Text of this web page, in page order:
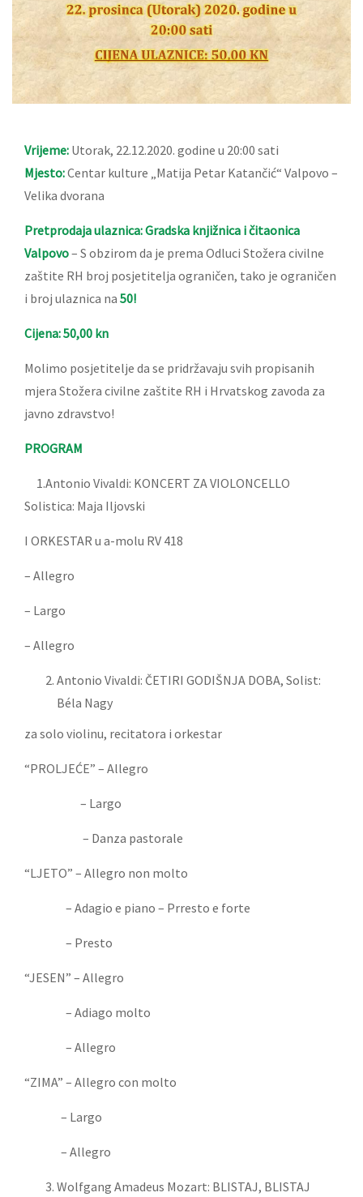
Vrijeme: Utorak, 22.12.2020. godine u 20:00 sati
Mjesto:Centar kulture „Matija Petar Katančić“ Valpovo –
Velika dvorana
Pretprodaja ulaznica:Gradska knjižnica i čitaonica
Valpovo– S obzirom da je prema Odluci Stožera civilne
zaštite RH broj posjetitelja ograničen, tako je ograničen
i broj ulaznica na 50!
Cijena: 50,00 kn
Molimo posjetitelje da se pridržavaju svih propisanih
mjera Stožera civilne zaštite RH i Hrvatskog zavoda za
javno zdravstvo!
PROGRAM
1.Antonio Vivaldi: KONCERT ZA VIOLONCELLO
Solistica: Maja Iljovski
I ORKESTAR u a-molu RV 418
– Allegro
– Largo
– Allegro
Antonio Vivaldi: ČETIRI GODIŠNJA DOBA, Solist:
Béla Nagy
za solo violinu, recitatora i orkestar
“PROLJEĆE” – Allegro
– Largo
– Danza pastorale
“LJETO” – Allegro non molto
– Adagio e piano – Prresto e forte
– Presto
“JESEN” – Allegro
– Adiago molto
– Allegro
“ZIMA” – Allegro con molto
– Largo
– Allegro
Wolfgang Amadeus Mozart: BLISTAJ, BLISTAJ